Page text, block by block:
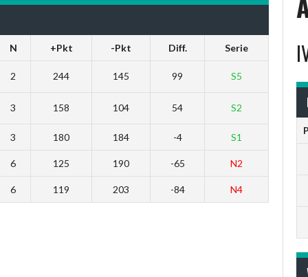
N +Pkt -Pkt Diff. Serie
2 244 145 99 S5
3 158 104 54 S2
3 180 184 -4 S1
6 125 190 -65 N2
6 119 203 -84 N4